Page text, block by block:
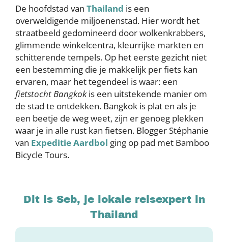
De hoofdstad van Thailand is een
overweldigende miljoenenstad. Hier wordt het
straatbeeld gedomineerd door wolkenkrabbers,
glimmende winkelcentra, kleurrijke markten en
schitterende tempels. Op het eerste gezicht niet
een bestemming die je makkelijk per fiets kan
ervaren, maar het tegendeel is waar: een
fietstocht Bangkokis een uitstekende manier om
de stad te ontdekken. Bangkok is plat en als je
een beetje de weg weet, zijn er genoeg plekken
waar je in alle rust kan fietsen. Blogger Stéphanie
van Expeditie Aardbol ging op pad met Bamboo
Bicycle Tours.
Dit is Seb, je lokale reisexpert in
Thailand